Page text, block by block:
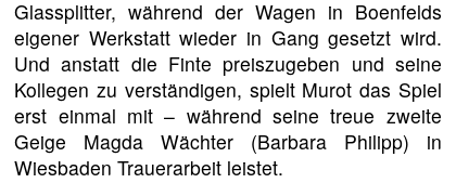
Glassplitter, während der Wagen in Boenfelds
eigener Werkstatt wieder in Gang gesetzt wird.
Und anstatt die Finte preiszugeben und seine
Kollegen zu verständigen, spielt Murot das Spiel
erst einmal mit – während seine treue zweite
Geige Magda Wächter (Barbara Philipp) in
Wiesbaden Trauerarbeit leistet.